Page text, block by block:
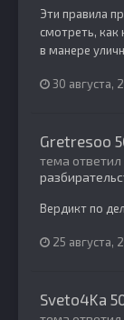
Эти правила
смотреть,
в манере
30 августа,
Gretresoo
тема ответил
Вердикт по
25 августа,
Sveto4Ka